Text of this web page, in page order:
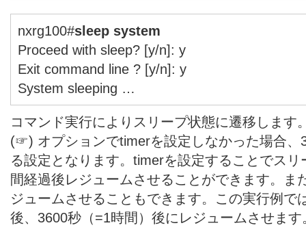
nxrg100#sleep system
Proceed with sleep? [y/n]: y
Exit command line ? [y/n]: y
System sleeping …
コマンド実行によりスリープ状態に遷移します
(☞) オプションでtimerを設定しなかった場合、
る設定となります。timerを設定することでス
間経過後レジュームさせることができます。ま
ジュームさせることもできます。この実行例で
後、3600秒（=1時間）後にレジュームさせます